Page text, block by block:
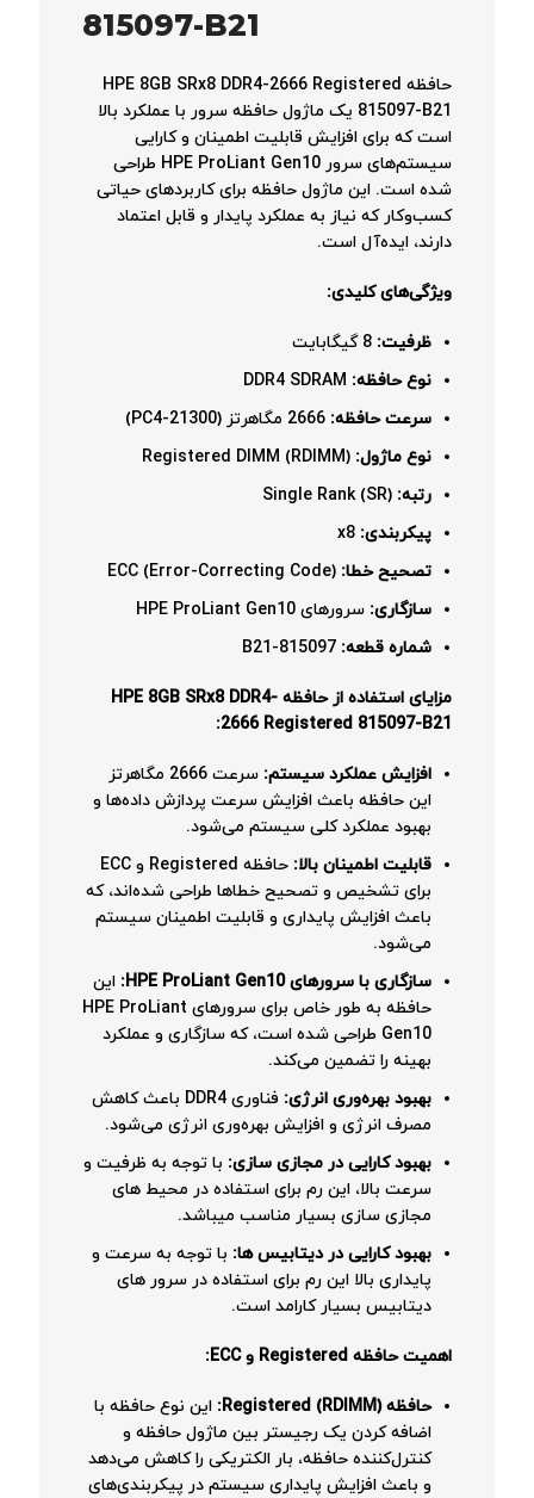
815097-B21
حافظه HPE 8GB SRx8 DDR4-2666 Registered
815097-B21 یک ماژول حافظه سرور با عملکرد بالا
است که برای افزایش قابلیت اطمینان و کارایی
سیستم‌های سرور HPE ProLiant Gen10 طراحی
شده است. این ماژول حافظه برای کاربردهای حیاتی
کسب‌وکار که نیاز به عملکرد پایدار و قابل اعتماد
دارند، ایده‌آل است.
ویژگی‌های کلیدی:
ظرفیت:
نوع حافظه:
سرعت حافظه:
نوع ماژول:
رتبه:
پیکربندی:
تصحیح خطا:
سازگاری: سرورهای HPE ProLiant Gen10
شماره قطعه:
مزایای استفاده از حافظه HPE 8GB SRx8 DDR4-
2666 Registered 815097-B21:
افزایش عملکرد سیستم:
سرعت 2666 مگاهرتز
این حافظه باعث افزایش سرعت پردازش داده‌ها و
بهبود عملکرد کلی سیستم می‌شود.
قابلیت اطمینان بالا:
حافظه Registered و ECC
برای تشخیص و تصحیح خطاها طراحی شده‌اند، که
باعث افزایش پایداری و قابلیت اطمینان سیستم
می‌شود.
سازگاری با سرورهای HPE ProLiant Gen10:
این
حافظه به طور خاص برای سرورهای HPE ProLiant
Gen10 طراحی شده است، که سازگاری و عملکرد
بهینه را تضمین می‌کند.
بهبود بهره‌وری انرژی:
فناوری DDR4 باعث کاهش
مصرف انرژی و افزایش بهره‌وری انرژی می‌شود.
بهبود کارایی در مجازی سازی: با توجه به ظرفیت و
سرعت بالا، این رم برای استفاده در محیط های
مجازی سازی بسیار مناسب میباشد.
بهبود کارایی در دیتابیس ها: با توجه به سرعت و
پایداری بالا این رم برای استفاده در سرور های
دیتابیس بسیار کارامد است.
اهمیت حافظه Registered و ECC:
حافظه Registered (RDIMM):
این نوع حافظه با
اضافه کردن یک رجیستر بین ماژول حافظه و
کنترل‌کننده حافظه، بار الکتریکی را کاهش می‌دهد
و باعث افزایش پایداری سیستم در پیکربندی‌های